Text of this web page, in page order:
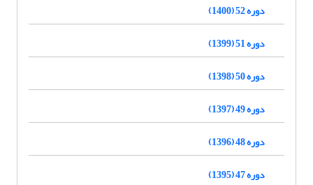
دوره 52 (1400)
دوره 51 (1399)
دوره 50 (1398)
دوره 49 (1397)
دوره 48 (1396)
دوره 47 (1395)